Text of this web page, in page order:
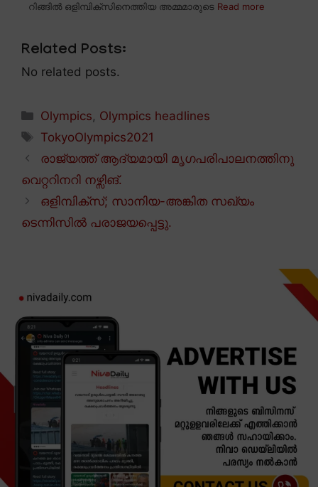
റിങ്ങിൽ ഒളിമ്പിക്സിനെത്തിയ അമ്മമാരുടെ Read more
Related Posts:
No related posts.
Categories
Olympics, Olympics headlines
Tags
TokyoOlympics2021
രാജ്യത്ത് ആദ്യമായി മൃഗപരിപാലനത്തിനു
വെറ്ററിനറി നഴ്സിങ്.
ഒളിമ്പിക്സ്; സാനിയ-അങ്കിത സഖ്യം
ടെന്നിസിൽ പരാജയപ്പെട്ടു.